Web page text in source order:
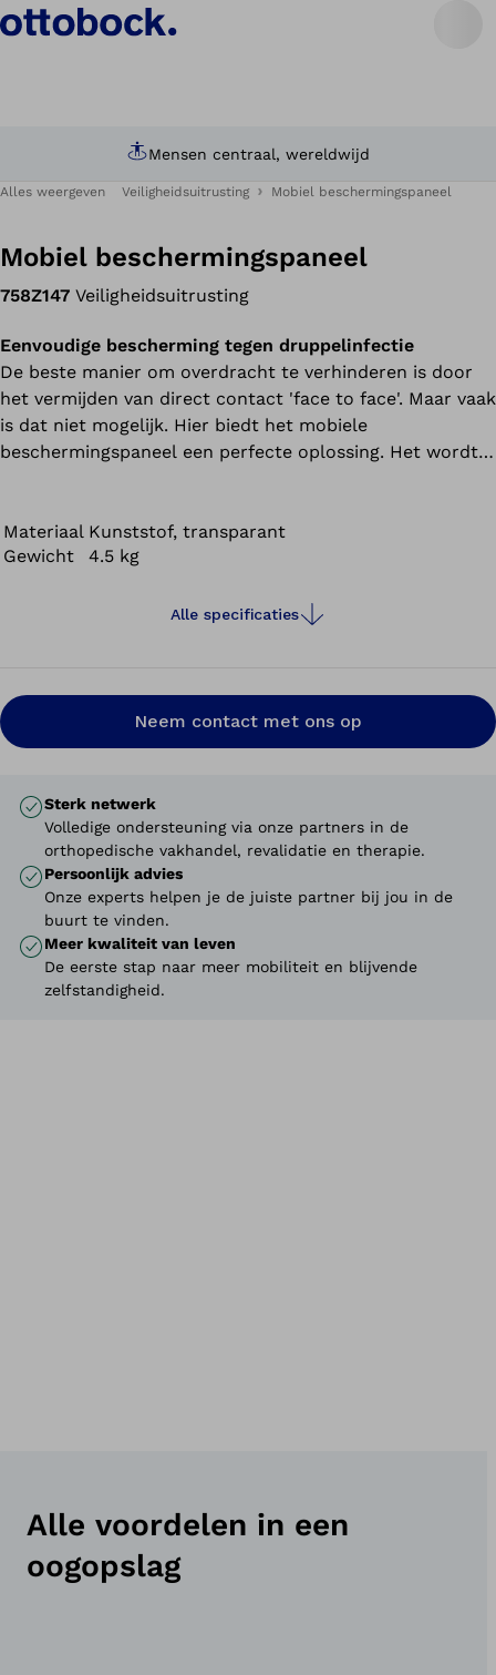
Mensen centraal, wereldwijd
Alles weergeven Veiligheidsuitrusting Mobiel beschermingspaneel
Mobiel beschermingspaneel
758Z147 Veiligheidsuitrusting
Eenvoudige bescherming tegen druppelinfectie
De beste manier om overdracht te verhinderen is door
het vermijden van direct contact 'face to face'. Maar vaak
is dat niet mogelijk. Hier biedt het mobiele
beschermingspaneel een perfecte oplossing. Het wordt
beschermingspaneel bestaat uit hoogwaardige
transparante kunststof.
Materiaal Kunststof, transparant
Gewicht
4.5 kg
Alle specificaties
Neem contact met ons op
Sterk netwerk
Volledige ondersteuning via onze partners in de
orthopedische vakhandel, revalidatie en therapie.
Persoonlijk advies
Onze experts helpen je de juiste partner bij jou in de
buurt te vinden.
Meer kwaliteit van leven
De eerste stap naar meer mobiliteit en blijvende
zelfstandigheid.
Alle voordelen in een
oogopslag